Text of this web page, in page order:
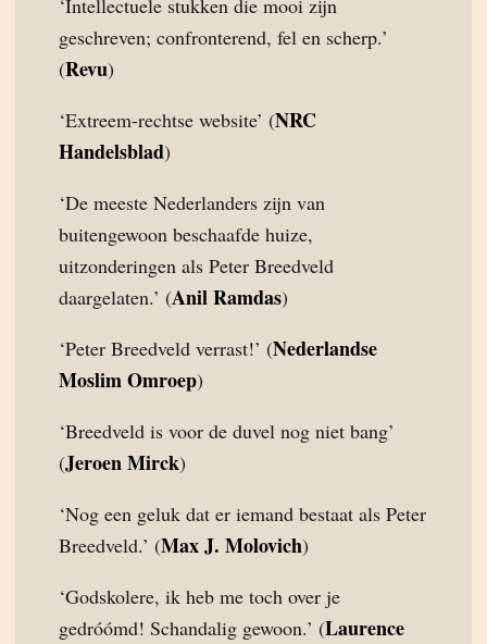
‘Intellectuele stukken die mooi zijn
geschreven; confronterend, fel en scherp.’
(Revu)
‘Extreem-rechtse website’ (NRC
Handelsblad)
‘De meeste Nederlanders zijn van
buitengewoon beschaafde huize,
uitzonderingen als Peter Breedveld
daargelaten.’ (Anil Ramdas)
‘Peter Breedveld verrast!’ (Nederlandse
Moslim Omroep)
‘Breedveld is voor de duvel nog niet bang’
(Jeroen Mirck)
‘Nog een geluk dat er iemand bestaat als Peter
Breedveld.’ (Max J. Molovich)
‘Godskolere, ik heb me toch over je
gedróómd! Schandalig gewoon.’ (Laurence